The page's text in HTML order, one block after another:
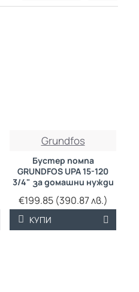
Grundfos
Бустер помпа
GRUNDFOS UPA 15-120
3/4" за домашни нужди
€199.85 (390.87 лв.)
КУПИ